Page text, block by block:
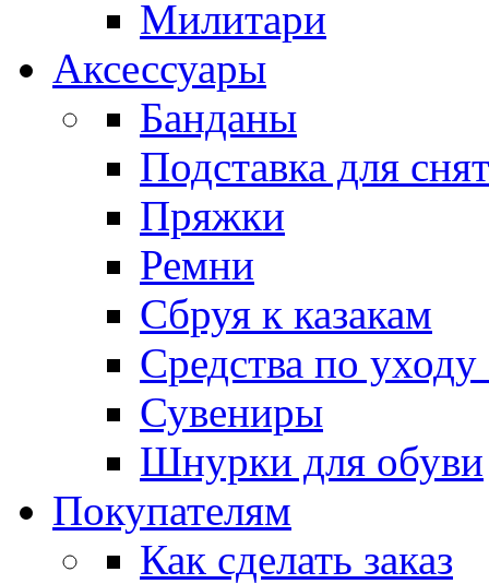
Милитари
Аксессуары
Банданы
Подставка для
Пряжки
Ремни
Сбруя к казакам
Средства по
Сувениры
Шнурки для обуви
Покупателям
Как сделать заказ